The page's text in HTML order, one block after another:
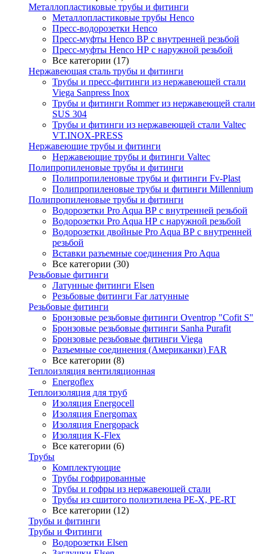
Металлопластиковые трубы и фитинги
Металлопластиковые трубы Henco
Пресс-водорозетки Henco
Пресс-муфты Henco ВР с внутренней резьбой
Пресс-муфты Henco НР с наружной резьбой
Все категории (17)
Нержавеющая сталь трубы и фитинги
Трубы и пресс-фитинги из нержавеющей стали
Viega Sanpress Inox
Трубы и фитинги Rommer из нержавеющей стали
SUS 304
Трубы и фитинги из нержавеющей стали Valtec
VT.INOX-PRESS
Нержавеющие трубы и фитинги
Нержавеющие трубы и фитинги Valtec
Полипропиленовые трубы и фитинги
Полипропиленовые трубы и фитинги Fv-Plast
Полипропиленовые трубы и фитинги Millennium
Полипропиленовые трубы и фитинги
Водорозетки Pro Aqua ВР с внутренней резьбой
Водорозетки Pro Aqua НР с наружной резьбой
Водорозетки двойные Pro Aqua ВР с внутренней
резьбой
Вставки разъемные соединения Pro Aqua
Все категории (30)
Резьбовые фитинги
Латунные фитинги Elsen
Резьбовые фитинги Far латунные
Резьбовые фитинги
Бронзовые резьбовые фитинги Oventrop "Cofit S"
Бронзовые резьбовые фитинги Sanha Purafit
Бронзовые резьбовые фитинги Viega
Разъемные соединения (Американки) FAR
Все категории (8)
Теплоизляция вентиляционная
Energoflex
Теплоизоляция для труб
Изоляция Energocell
Изоляция Energomax
Изоляция Energopack
Изоляция K-Flex
Все категории (6)
Трубы
Комплектующие
Трубы гофрированные
Трубы и гофры из нержавеющей стали
Трубы из сшитого полиэтилена PE-X, PE-RT
Все категории (12)
Трубы и фитинги
Трубы и Фитинги
Водорозетки Elsen